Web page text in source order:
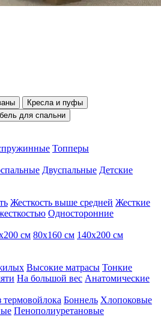
Кресла и пуфы
для спальни
Топперы
Двуспальные Детские
Жесткость выше средней Жесткие
Односторонние
см 80х160 см 140х200 см
Высокие матрасы Тонкие
На большой вес Анатомические
термовойлока Боннель Хлопоковые
Пенополиуретановые